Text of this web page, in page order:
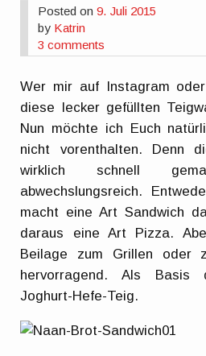
Posted on9. Juli 2015
by Katrin
3 comments
Wer mir auf Instagram
diese lecker gefüllten
Nun möchte ich Euch
nicht vorenthalten. Denn
wirklich schnell
abwechslungsreich.
macht eine Art Sandwich
daraus eine Art Pizza.
Beilage zum Grillen oder
hervorragend. Als Basis
Joghurt-Hefe-Teig.